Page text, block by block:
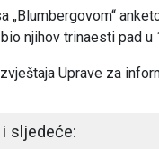
„Blumbergovom“
njihov trinaesti pad u
Uprave za
sljedeće: